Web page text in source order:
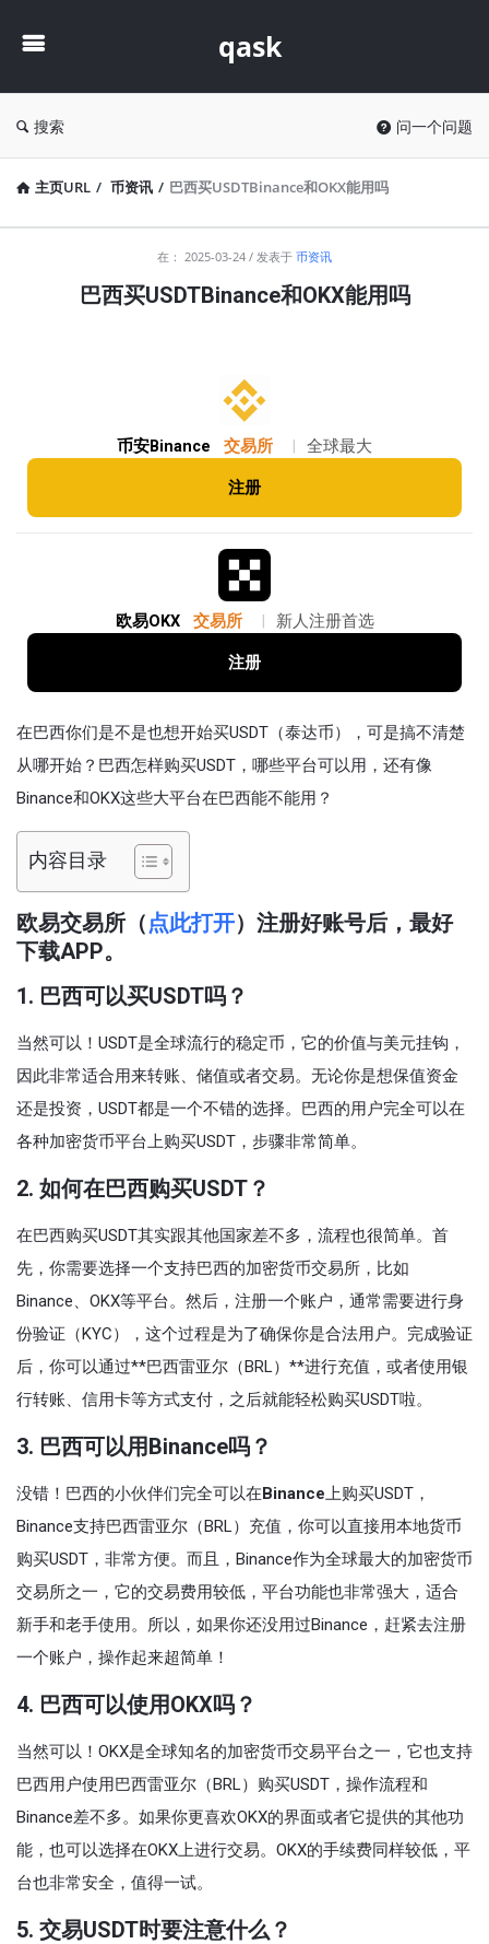
qask
搜索 问一个问题
主页URL / 币资讯 / 巴西买USDTBinance和OKX能用吗
在： 2025-03-24 发表于 币资讯
巴西买USDTBinance和OKX能用吗
币安Binance 交易所 全球最大
注册
欧易OKX 交易所 新人注册首选
注册
在巴西你们是不是也想开始买USDT（泰达币），可是搞不清楚
从哪开始？巴西怎样购买USDT，哪些平台可以用，还有像
Binance和OKX这些大平台在巴西能不能用？
内容目录
欧易交易所（点此打开）注册好账号后，最好
下载APP。
1. 巴西可以买USDT吗？
当然可以！USDT是全球流行的稳定币，它的价值与美元挂钩，
因此非常适合用来转账、储值或者交易。无论你是想保值资金
还是投资，USDT都是一个不错的选择。巴西的用户完全可以在
各种加密货币平台上购买USDT，步骤非常简单。
2. 如何在巴西购买USDT？
在巴西购买USDT其实跟其他国家差不多，流程也很简单。首
先，你需要选择一个支持巴西的加密货币交易所，比如
Binance、OKX等平台。然后，注册一个账户，通常需要进行身
份验证（KYC），这个过程是为了确保你是合法用户。完成验证
后，你可以通过**巴西雷亚尔（BRL）**进行充值，或者使用银
行转账、信用卡等方式支付，之后就能轻松购买USDT啦。
3. 巴西可以用Binance吗？
没错！巴西的小伙伴们完全可以在Binance上购买USDT，
Binance支持巴西雷亚尔（BRL）充值，你可以直接用本地货币
购买USDT，非常方便。而且，Binance作为全球最大的加密货币
交易所之一，它的交易费用较低，平台功能也非常强大，适合
新手和老手使用。所以，如果你还没用过Binance，赶紧去注册
一个账户，操作起来超简单！
4. 巴西可以使用OKX吗？
当然可以！OKX是全球知名的加密货币交易平台之一，它也支持
巴西用户使用巴西雷亚尔（BRL）购买USDT，操作流程和
Binance差不多。如果你更喜欢OKX的界面或者它提供的其他功
能，也可以选择在OKX上进行交易。OKX的手续费同样较低，平
台也非常安全，值得一试。
5. 交易USDT时要注意什么？